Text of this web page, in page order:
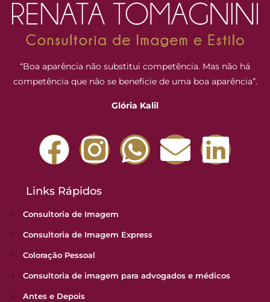
“Boa aparência não substitui competência. Mas não há
competência que não se beneficie de uma boa aparência”.
Glória Kalil
Links Rápidos
Consultoria de Imagem
Consultoria de Imagem Express
Coloração Pessoal
Consultoria de imagem para advogados e médicos
Antes e Depois